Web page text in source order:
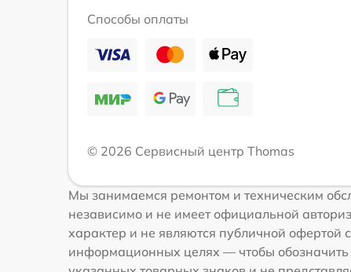
Способы оплаты
© 2026 Сервисный центр Thomas
Мы занимаемся ремонтом и техническим
независимо и не имеет официальной
характер и не являются публичной офертой
информационных целях — чтобы